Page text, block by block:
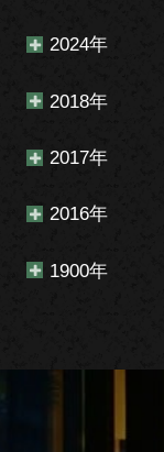
2024年
2018年
2017年
2016年
1900年